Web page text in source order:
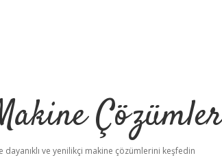
dayanıklı ve yenilikçi makine çözümlerini keşfedin